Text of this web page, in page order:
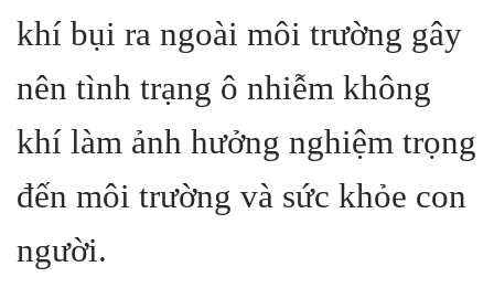
khí bụi ra ngoài môi trường gây
nên tình trạng ô nhiễm không
khí làm ảnh hưởng nghiệm trọng
đến môi trường và sức khỏe con
người.